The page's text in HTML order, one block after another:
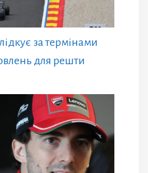
за термінами
для решти